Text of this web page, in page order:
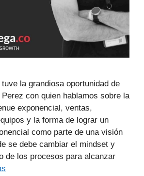
la grandiosa oportunidad de
con quien hablamos sobre la
exponencial, ventas,
y la forma de lograr un
como parte de una visión
se debe cambiar el mindset y
de los procesos para alcanzar